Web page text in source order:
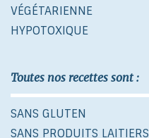
VÉGÉTARIENNE
HYPOTOXIQUE
Toutes nos recettes sont :
SANS GLUTEN
SANS PRODUITS LAITIERS